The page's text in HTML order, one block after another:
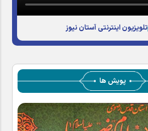
تلویزیون اینترنتی آستان نیوز
پویش ها